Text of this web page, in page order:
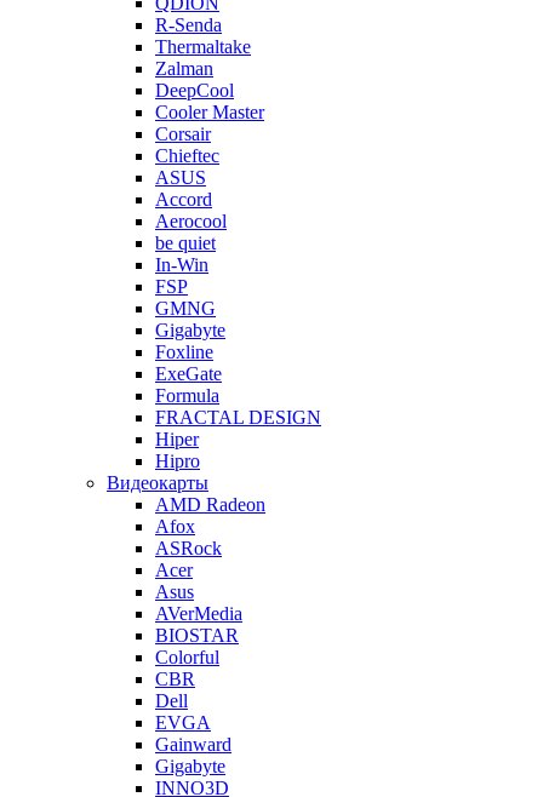
R-Senda
Thermaltake
Zalman
DeepCool
Cooler Master
Corsair
Chieftec
ASUS
Accord
Aerocool
be quiet
In-Win
FSP
GMNG
Gigabyte
Foxline
ExeGate
Formula
FRACTAL DESIGN
Hiper
Hipro
Видеокарты
AMD Radeon
Afox
ASRock
Acer
Asus
AVerMedia
BIOSTAR
Colorful
CBR
Dell
EVGA
Gainward
Gigabyte
INNO3D